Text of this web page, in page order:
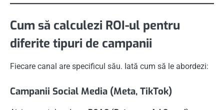
Cum să calculezi ROI-ul pentru
diferite tipuri de campanii
Fiecare canal are specificul său. Iată cum să le abordezi:
Campanii Social Media (Meta, TikTok)